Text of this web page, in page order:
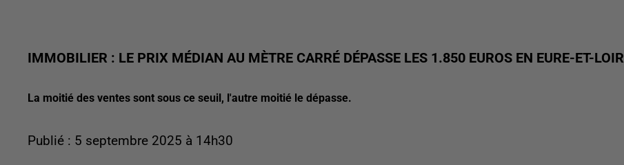
IMMOBILIER : LE PRIX MÉDIAN AU MÈTRE CARRÉ DÉPASSE LES 1.850 EUROS EN EURE-ET-LOIR
La moitié des ventes sont sous ce seuil, l'autre moitié le dépasse.
Publié : 5 septembre 2025 à 14h30